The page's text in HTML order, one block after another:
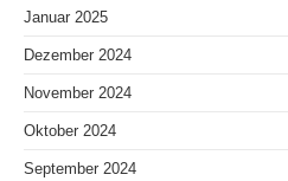
Januar 2025
Dezember 2024
November 2024
Oktober 2024
September 2024